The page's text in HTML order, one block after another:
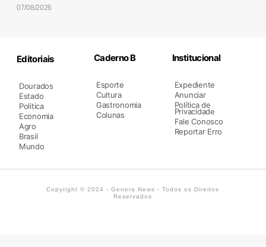
07/08/2026
Editoriais
Dourados
Estado
Politica
Economia
Agro
Brasil
Mundo
Caderno B
Esporte
Cultura
Gastronomia
Colunas
Institucional
Expediente
Anunciar
Política de
Privacidade
Fale Conosco
Reportar Erro
Copyright © 2024 - Genera News - Todos os Direitos
Reservados